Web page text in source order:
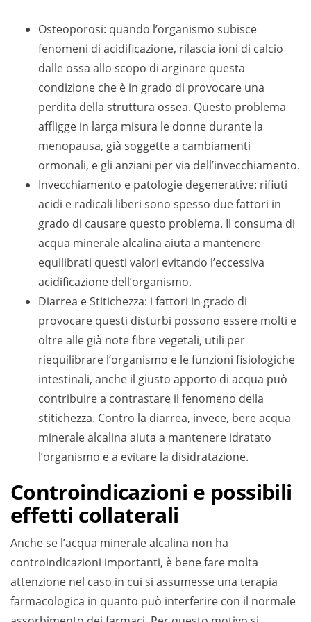
Osteoporosi: quando l’organismo subisce
fenomeni di acidificazione, rilascia ioni di calcio
dalle ossa allo scopo di arginare questa
condizione che è in grado di provocare una
perdita della struttura ossea. Questo problema
affligge in larga misura le donne durante la
menopausa, già soggette a cambiamenti
ormonali, e gli anziani per via dell’invecchiamento.
Invecchiamento e patologie degenerative: rifiuti
acidi e radicali liberi sono spesso due fattori in
grado di causare questo problema. Il consuma di
acqua minerale alcalina aiuta a mantenere
equilibrati questi valori evitando l’eccessiva
acidificazione dell’organismo.
Diarrea e Stitichezza: i fattori in grado di
provocare questi disturbi possono essere molti e
oltre alle già note fibre vegetali, utili per
riequilibrare l’organismo e le funzioni fisiologiche
intestinali, anche il giusto apporto di acqua può
contribuire a contrastare il fenomeno della
stitichezza. Contro la diarrea, invece, bere acqua
minerale alcalina aiuta a mantenere idratato
l’organismo e a evitare la disidratazione.
Controindicazioni e possibili
effetti collaterali
Anche se l’acqua minerale alcalina non ha
controindicazioni importanti, è bene fare molta
attenzione nel caso in cui si assumesse una terapia
farmacologica in quanto può interferire con il normale